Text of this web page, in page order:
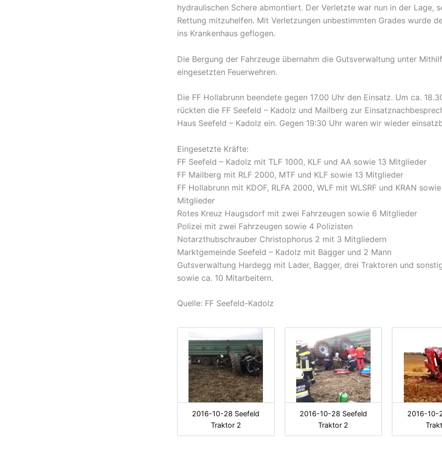
hydraulischen Schere abmontiert. Der Verletzte war nun in der Lage,
Rettung mitzuhelfen. Mit Verletzungen unbestimmten Grades wurde
ins Krankenhaus geflogen.
Die Bergung der Fahrzeuge übernahm die Gutsverwaltung unter
eingesetzten Feuerwehren.
Die FF Hollabrunn beendete gegen 17.00 Uhr den Einsatz. Um ca.
rückten die FF Seefeld – Kadolz und Mailberg zur
Haus Seefeld – Kadolz ein. Gegen 19:30 Uhr waren wir wieder
Eingesetzte Kräfte:
FF Seefeld – Kadolz mit TLF 1000, KLF und AA sowie 13 Mitglieder
FF Mailberg mit RLF 2000, MTF und KLF sowie 13 Mitglieder
FF Hollabrunn mit KDOF, RLFA 2000, WLF mit WLSRF und KRAN sowie
Mitglieder
Rotes Kreuz Haugsdorf mit zwei Fahrzeugen sowie 6 Mitglieder
Polizei mit zwei Fahrzeugen sowie 4 Polizisten
Notarzthubschrauber Christophorus 2 mit 3 Mitgliedern
Marktgemeinde Seefeld – Kadolz mit Bagger und 2 Mann
Gutsverwaltung Hardegg mit Lader, Bagger, drei Traktoren und
sowie ca. 10 Mitarbeitern.
Quelle: FF Seefeld-Kadolz
2016-10-28 Seefeld
Traktor 2
2016-10-28 Seefeld
Traktor 2
2016-10-